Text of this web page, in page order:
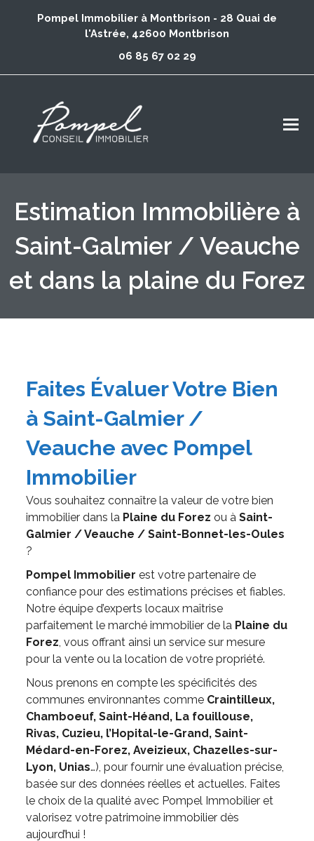
Pompel Immobilier à Montbrison - 28 Quai de
l'Astrée, 42600 Montbrison
06 85 67 02 29
Estimation Immobilière à
Saint-Galmier / Veauche
et dans la plaine du Forez
Faites Évaluer Votre Bien
à Saint-Galmier /
Veauche avec Pompel
Immobilier
Vous souhaitez connaître la valeur de votre bien
immobilier dans la Plaine du Forez ou àSaint-
Galmier / Veauche / Saint-Bonnet-les-Oules
?
Pompel Immobilier est votre partenaire de
confiance pour des estimations précises et fiables.
Notre équipe d’experts locaux maîtrise
parfaitement le marché immobilier de la Plaine du
Forez, vous offrant ainsi un service sur mesure
pour la vente ou la location de votre propriété.
Nous prenons en compte les spécificités des
communes environnantes comme Craintilleux,
Chamboeuf, Saint-Héand, La fouillouse,
Rivas, Cuzieu, l’Hopital-le-Grand, Saint-
Médard-en-Forez, Aveizieux, Chazelles-sur-
Lyon, Unias…), pour fournir une évaluation précise,
basée sur des données réelles et actuelles. Faites
le choix de la qualité avec Pompel Immobilier et
valorisez votre patrimoine immobilier dès
aujourd’hui !